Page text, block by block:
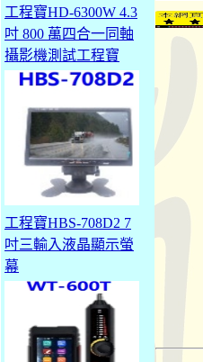
工程寶HD-6300W 4.3
吋 800 萬四合一同軸
攝影機測試工程寶
工程寶HBS-708D2 7
吋三輸入液晶顯示螢
幕